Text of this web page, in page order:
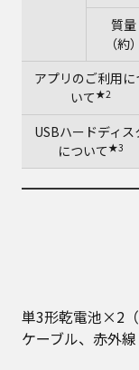
質量
（約）
アプリのご利用に
いて ★2
USBハードディス
について ★3
単3形乾電池×2
ケーブル、赤外